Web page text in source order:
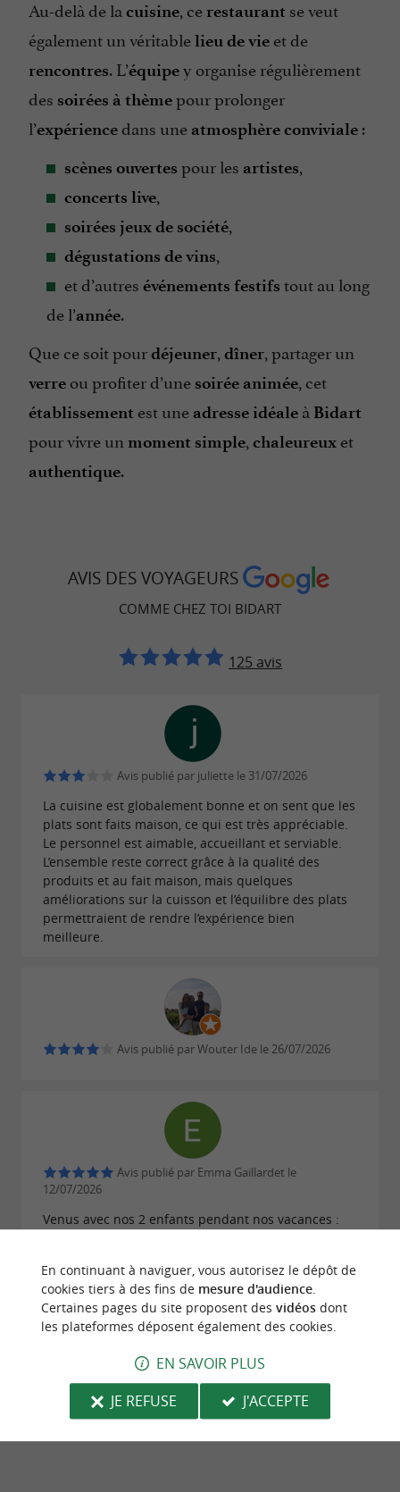
Au-delà de la cuisine, ce restaurant se veut
également un véritablelieu de vie et de
rencontres. L’équipey organise régulièrement
des soirées à thèmepour prolonger
l’expériencedans une atmosphère conviviale :
scènes ouvertes pour les artistes,
concerts live,
soirées jeux de société,
dégustations de vins,
et d’autres événements festifs tout au long
de l’année.
Que ce soit pourdéjeuner, dîner, partager un
verre ou profiter d’une soirée animée, cet
établissement est une adresse idéale à Bidart
pour vivre un moment simple, chaleureux et
authentique.
AVIS DES VOYAGEURS
COMME CHEZ TOI BIDART
125 avis
Avis publié par juliette le 31/07/2026
La cuisine est globalement bonne et on sent que les
plats sont faits maison, ce qui est très appréciable.
Le personnel est aimable, accueillant et serviable.
L’ensemble reste correct grâce à la qualité des
produits et au fait maison, mais quelques
améliorations sur la cuisson et l’équilibre des plats
permettraient de rendre l’expérience bien
meilleure.
Avis publié par Wouter Ide le 26/07/2026
Avis publié par Emma Gaillardet le
12/07/2026
Venus avec nos 2 enfants pendant nos vacances :
jusqu'au dessert. On s'est régalés tous les 4. On a
passé un très bon moment, en toute simplicité. Un
restaurant qui paye cruellement son emplacement
non touristique mais qui mérite d'être connu de
LIRE TOUS LES AVIS
ECRIRE UN AVIS
En continuant à naviguer, vous autorisez le dépôt de
cookies tiers à des fins de mesure d'audience.
Certaines pages du site proposent des vidéosdont
les plateformes déposent également des cookies.
EN SAVOIR PLUS
JE REFUSE
J'ACCEPTE